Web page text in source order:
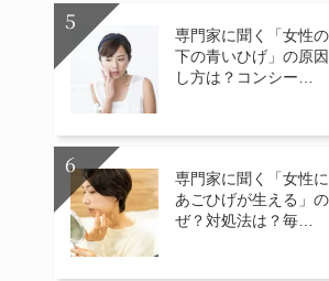
専門家に聞く「女性
下の青いひげ」の原
し方は？コンシー…
専門家に聞く「女性
あごひげが生える」
ぜ？対処法は？毎…